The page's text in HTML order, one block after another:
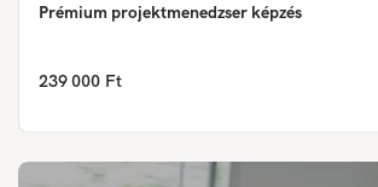
Prémium projektmenedzser képzés
239 000 Ft